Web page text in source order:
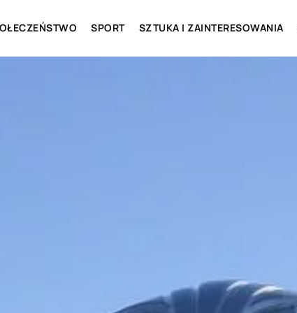
SPORT SZTUKA I ZAINTERESOWANIA